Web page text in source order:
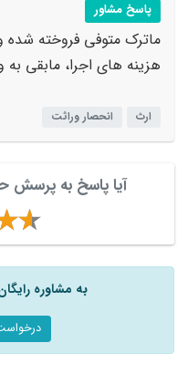
پاسخ مشاور
ماترک متوفی فروخته شده
هزینه های اجرا، مابقی
ارث انحصار وراثت
آیا پاسخ به پرسش
به مشاوره